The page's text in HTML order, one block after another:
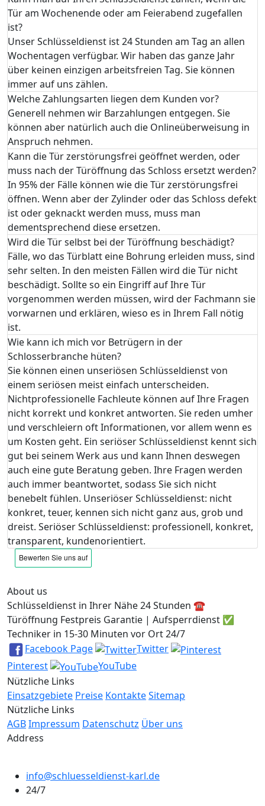
Tür am Wochenende oder am Feierabend zugefallen
ist?
Unser Schlüsseldienst ist 24 Stunden am Tag an allen
Wochentagen verfügbar. Wir haben das ganze Jahr
über keinen einzigen arbeitsfreien Tag. Sie können
immer auf uns zählen.
Welche Zahlungsarten liegen dem Kunden vor?
Generell nehmen wir Barzahlungen entgegen. Sie
können aber natürlich auch die Onlineüberweisung in
Anspruch nehmen.
Kann die Tür zerstörungsfrei geöffnet werden, oder
muss nach der Türöffnung das Schloss ersetzt werden?
In 95% der Fälle können wie die Tür zerstörungsfrei
öffnen. Wenn aber der Zylinder oder das Schloss defekt
ist oder geknackt werden muss, muss man
dementsprechend diese ersetzen.
Wird die Tür selbst bei der Türöffnung beschädigt?
Fälle, wo das Türblatt eine Bohrung erleiden muss, sind
sehr selten. In den meisten Fällen wird die Tür nicht
beschädigt. Sollte so ein Eingriff auf Ihre Tür
vorgenommen werden müssen, wird der Fachmann sie
vorwarnen und erklären, wieso es in Ihrem Fall nötig
ist.
Wie kann ich mich vor Betrügern in der
Schlosserbranche hüten?
Sie können einen unseriösen Schlüsseldienst von
einem seriösen meist einfach unterscheiden.
Nichtprofessionelle Fachleute können auf Ihre Fragen
nicht korrekt und konkret antworten. Sie reden umher
und verschleiern oft Informationen, vor allem wenn es
um Kosten geht. Ein seriöser Schlüsseldienst kennt sich
gut bei seinem Werk aus und kann Ihnen deswegen
auch eine gute Beratung geben. Ihre Fragen werden
auch immer beantwortet, sodass Sie sich nicht
benebelt fühlen. Unseriöser Schlüsseldienst: nicht
konkret, teuer, kennen sich nicht ganz aus, grob und
dreist. Seriöser Schlüsseldienst: professionell, konkret,
transparent, kundenorientiert.
About us
Schlüsseldienst in Ihrer Nähe 24 Stunden ☎️
Türöffnung Festpreis Garantie | Aufsperrdienst ✅
Techniker in 15-30 Minuten vor Ort 24/7
Facebook Page
Twitter
Pinterest
YouTube
Nützliche Links
Einsatzgebiete Preise KontakteSitemap
Nützliche Links
AGBImpressum Datenschutz Über uns
Address
info@schluesseldienst-karl.de
24/7